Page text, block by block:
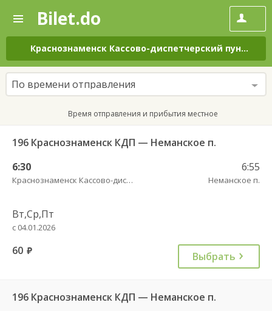
—
Поиск
и
покупка
билетов
на
автобус
онлайн
Bilet.do
Краснознаменск Кассово-диспетчерский пункт
По времени отправления
Время отправления и прибытия местное
196 Краснознаменск КДП — Неманское п.
6:30
Краснознаменск Кассово-диспетчерский пункт
6:55
Неманское п.
Вт,Ср,Пт
с 04.01.2026
60 руб. Выбрать
196 Краснознаменск КДП — Неманское п.